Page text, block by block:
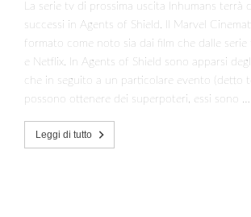
La serie tv di prossima uscita Inhumans terrà
successi in Agents of Shield. Il Marvel
formato come noto sia dai film che dalle serie
e Netflix. In Agents of Shield sono apparsi
che in seguito a un particolare evento (detto
possono ottenere dei superpoteri, essi sono …
Leggi di tutto